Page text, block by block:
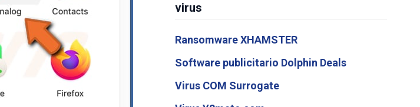
virus
Ransomware XHAMSTER
Software publicitario Dolphin Deals
Virus COM Surrogate